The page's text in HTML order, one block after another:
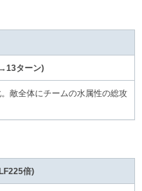
ターン)
敵全体にチームの水属性の総攻
倍)